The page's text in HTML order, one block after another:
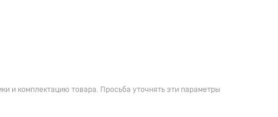
и комплектацию товара. Просьба уточнять эти параметры